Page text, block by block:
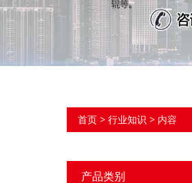
首页 > 行业知识 > 内容
产品类别